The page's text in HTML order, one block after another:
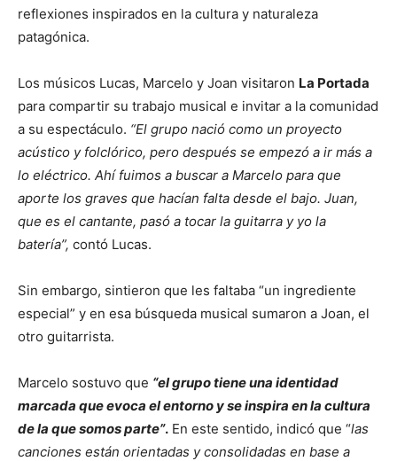
reflexiones inspirados en la cultura y naturaleza
patagónica.
Los músicos Lucas, Marcelo y Joan visitaron La Portada
para compartir su trabajo musical e invitar a la comunidad
a su espectáculo. “El grupo nació como un proyecto
acústico y folclórico, pero después se empezó a ir más a
lo eléctrico. Ahí fuimos a buscar a Marcelo para que
aporte los graves que hacían falta desde el bajo. Juan,
que es el cantante, pasó a tocar la guitarra y yo la
batería”, contó Lucas.
Sin embargo, sintieron que les faltaba “un ingrediente
especial” y en esa búsqueda musical sumaron a Joan, el
otro guitarrista.
Marcelo sostuvo que “el grupo tiene una identidad
marcada que evoca el entorno y se inspira en la cultura
de la que somos parte”. En este sentido, indicó que “las
canciones están orientadas y consolidadas en base a